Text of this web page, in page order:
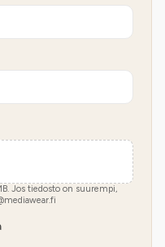
Jos tiedosto on suurempi,